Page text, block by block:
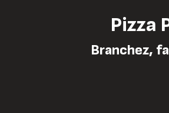
Pizza
Branchez,